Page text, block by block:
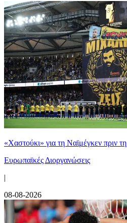
«Χαστούκι» για τη Ναϊμέγκεν πριν
Ευρωπαϊκές Διοργανώσεις
|
08-08-2026